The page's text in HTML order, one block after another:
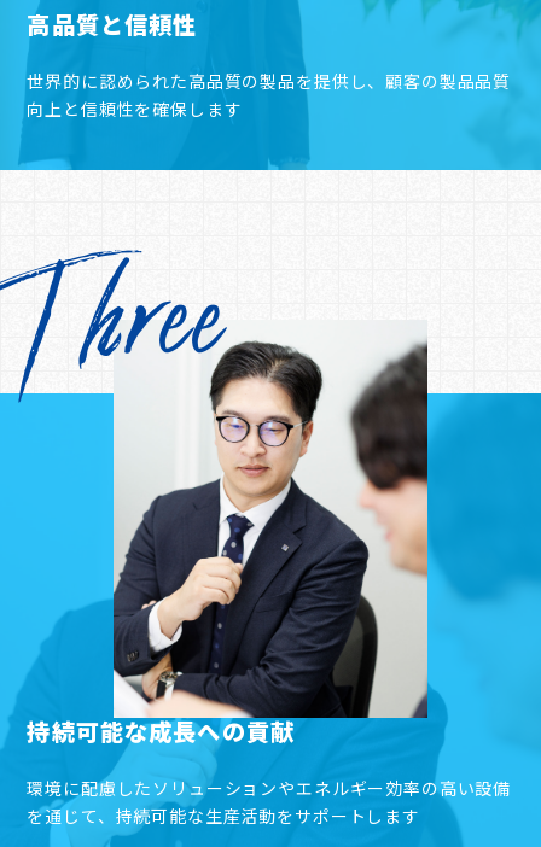
高品質と信頼性
世界的に認められた高品質の製品を提供し、顧客の製品品質
向上と信頼性を確保します
Three
持続可能な成長への貢献
環境に配慮したソリューションやエネルギー効率の高い設備
を通じて、持続可能な生産活動をサポートします